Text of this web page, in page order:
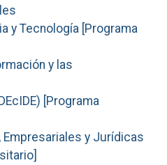
y Tecnología [Programa
y las
[Programa
Empresariales y Jurídicas